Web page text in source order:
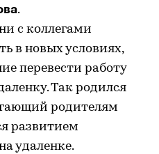
.
с коллегами
в новых условиях,
перевести работу
Так родился
родителям
развитием
удаленке.